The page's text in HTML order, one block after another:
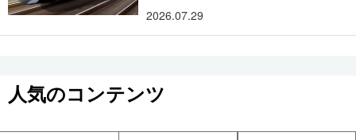
2026.07.29
人気のコンテンツ